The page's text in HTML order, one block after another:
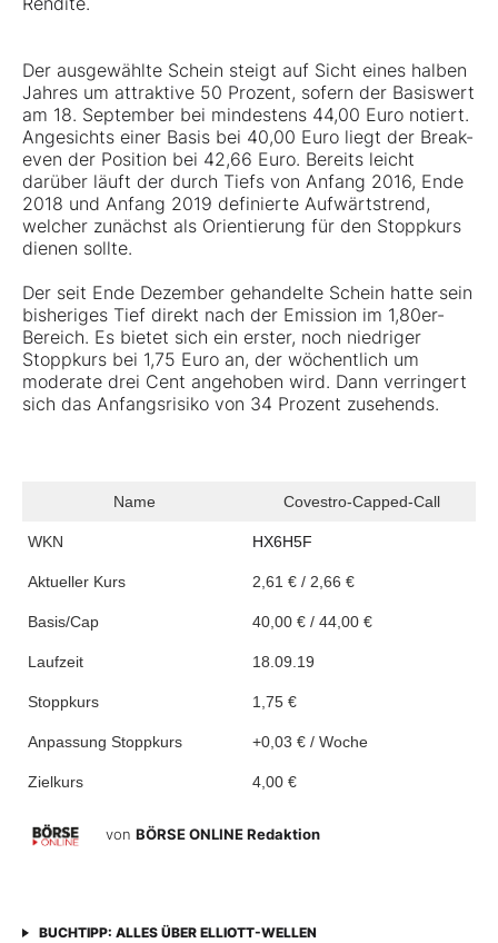
Der ausgewählte Schein steigt auf Sicht eines halben
Jahres um attraktive 50 Prozent, sofern der Basiswert
am 18. September bei mindestens 44,00 Euro notiert.
Angesichts einer Basis bei 40,00 Euro liegt der Break-
even der Position bei 42,66 Euro. Bereits leicht
darüber läuft der durch Tiefs von Anfang 2016, Ende
2018 und Anfang 2019 definierte Aufwärtstrend,
welcher zunächst als Orientierung für den Stoppkurs
dienen sollte.
Der seit Ende Dezember gehandelte Schein hatte sein
bisheriges Tief direkt nach der Emission im 1,80er-
Bereich. Es bietet sich ein erster, noch niedriger
Stoppkurs bei 1,75 Euro an, der wöchentlich um
moderate drei Cent angehoben wird. Dann verringert
sich das Anfangsrisiko von 34 Prozent zusehends.
Name Covestro-Capped-Call
WKN HX6H5F
Aktueller Kurs 2,61 € / 2,66 €
Basis/Cap 40,00 € / 44,00 €
Laufzeit 18.09.19
Stoppkurs 1,75 €
Anpassung Stoppkurs +0,03 € / Woche
Zielkurs 4,00 €
von BÖRSE ONLINE Redaktion
BUCHTIPP: ALLES ÜBER ELLIOTT-WELLEN